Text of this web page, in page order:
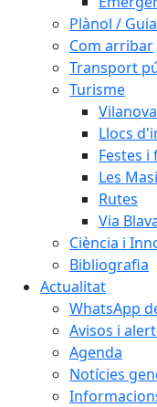
Plànol /
Com arribar
Transport
Turisme
Llocs
Festes i
Les
Rutes
Via
Ciència i
Bibliografia
Actualitat
WhatsApp
Avisos i
Agenda
Notícies